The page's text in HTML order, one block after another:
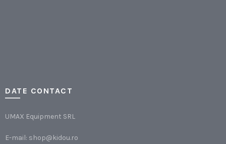
DATE CONTACT
UMAX Equipment SRL
E-mail: shop@kidou.ro